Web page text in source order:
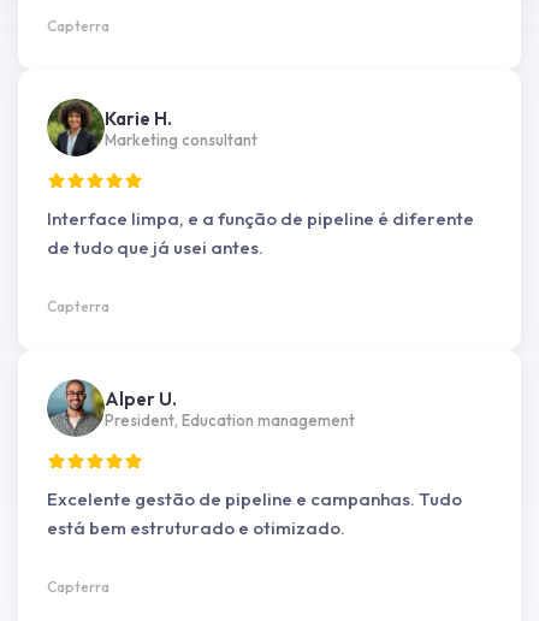
Capterra
Karie H.
Marketing consultant
Interface limpa, e a função de pipeline é diferente
de tudo que já usei antes.
Capterra
Alper U.
President, Education management
Excelente gestão de pipeline e campanhas. Tudo
está bem estruturado e otimizado.
Capterra